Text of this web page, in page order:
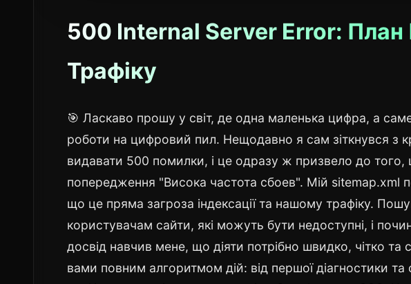
500 Internal Server Error: План
Трафіку
🎯 Ласкаво прошу у світ, де одна маленька цифра, а
роботи на цифровий пил. Нещодавно я сам зіткнувся з
видавати 500 помилки, і це одразу ж призвело до того,
попередження "Висока частота сбоев". Мій sitemap.xml
що це пряма загроза індексації та нашому трафіку.
користувачам сайти, які можуть бути недоступні, і
досвід навчив мене, що діяти потрібно швидко, чітко та
вами повним алгоритмом дій: від першої діагностики